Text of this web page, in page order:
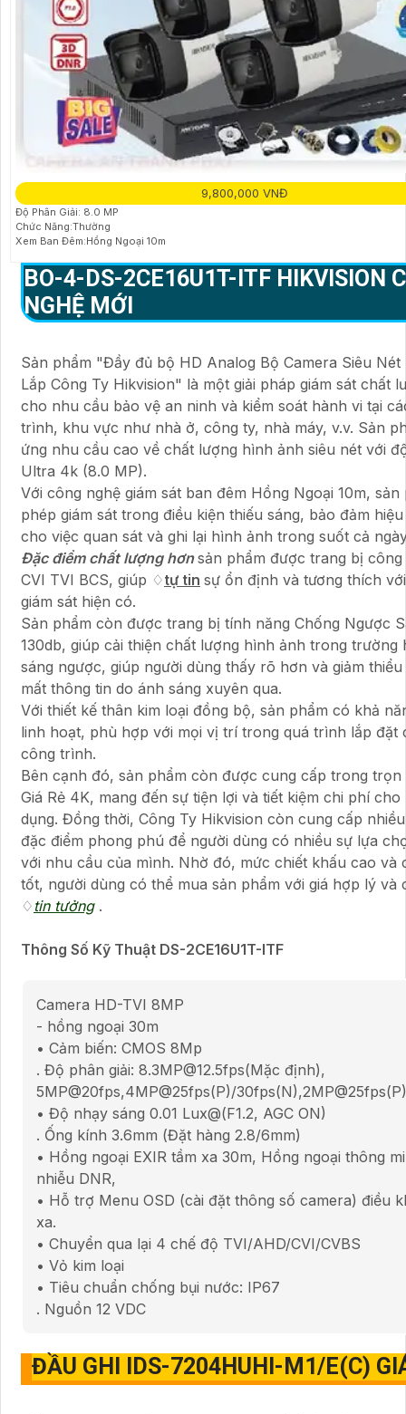
9,800,000 VNĐ
Độ Phân Giải: 8.0 MP
Chức Năng:Thường
Xem Ban Đêm:Hồng Ngoại 10m
BO-4- DS-2CE16U1T-ITF HIKVISION
NGHỆ MỚI
Sản phẩm "Đầy đủ bộ HD Analog Bộ Camera Siêu
Lắp Công Ty Hikvision" là một giải pháp giám sát chất
cho nhu cầu bảo vệ an ninh và kiểm soát hành vi tại
trình, khu vực như nhà ở, công ty, nhà máy, v.v. Sản
ứng nhu cầu cao về chất lượng hình ảnh siêu nét với
Ultra 4k (8.0 MP).
Với công nghệ giám sát ban đêm Hồng Ngoại 10m,
phép giám sát trong điều kiện thiếu sáng, bảo đảm
cho việc quan sát và ghi lại hình ảnh trong suốt cả
Đặc điểm chất lượng hơnsản phẩm được trang bị
CVI TVI BCS, giúp ♢tự tin sự ổn định và tương thích
giám sát hiện có.
Sản phẩm còn được trang bị tính năng Chống Ngược
130db, giúp cải thiện chất lượng hình ảnh trong trường
sáng ngược, giúp người dùng thấy rõ hơn và giảm
mất thông tin do ánh sáng xuyên qua.
Với thiết kế thân kim loại đồng bộ, sản phẩm có khả
linh hoạt, phù hợp với mọi vị trí trong quá trình lắp đặt
công trình.
Bên cạnh đó, sản phẩm còn được cung cấp trong trọn
Giá Rẻ 4K, mang đến sự tiện lợi và tiết kiệm chi phí cho
dụng. Đồng thời, Công Ty Hikvision còn cung cấp
đặc điểm phong phú để người dùng có nhiều sự lựa
với nhu cầu của mình. Nhờ đó, mức chiết khấu cao và
tốt, người dùng có thể mua sản phẩm với giá hợp lý và
♢ tin tưởng.
Thông Số Kỹ Thuật DS-2CE16U1T-ITF
Camera HD-TVI 8MP
- hồng ngoại 30m
• Cảm biến: CMOS 8Mp
. Độ phân giải: 8.3MP@12.5fps(Mặc định),
5MP@20fps,4MP@25fps(P)/
• Độ nhạy sáng 0.01 Lux@(F1.2, AGC ON)
. Ống kính 3.6mm (Đặt hàng 2.8/6mm)
• Hồng ngoại EXIR tầm xa 30m, Hồng ngoại thông
nhiễu DNR,
• Hỗ trợ Menu OSD (cài đặt thông số camera) điều
xa.
• Chuyển qua lại 4 chế độ TVI/AHD/CVI/CVBS
• Vỏ kim loại
• Tiêu chuẩn chống bụi nước: IP67
. Nguồn 12 VDC
ĐẦU GHI IDS-7204HUHI-M1/E(C)